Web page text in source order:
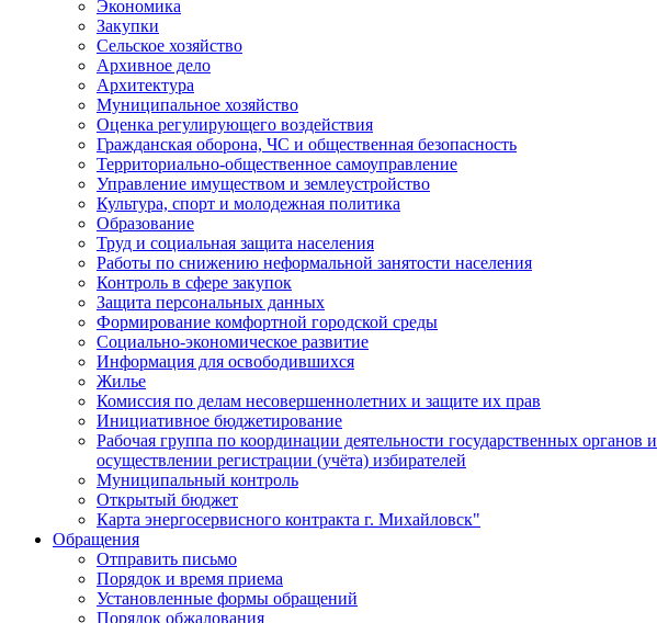
Экономика
Закупки
Сельское хозяйство
Архивное дело
Архитектура
Муниципальное хозяйство
Оценка регулирующего воздействия
Гражданская оборона, ЧС и общественная безопасность
Территориально-общественное самоуправление
Управление имуществом и землеустройство
Культура, спорт и молодежная политика
Образование
Труд и социальная защита населения
Работы по снижению неформальной занятости населения
Контроль в сфере закупок
Защита персональных данных
Формирование комфортной городской среды
Социально-экономическое развитие
Информация для освободившихся
Жилье
Комиссия по делам несовершеннолетних и защите их прав
Инициативное бюджетирование
Рабочая группа по координации деятельности государственных
осуществлении регистрации (учёта) избирателей
Муниципальный контроль
Открытый бюджет
Карта энергосервисного контракта г. Михайловск"
Обращения
Отправить письмо
Порядок и время приема
Установленные формы обращений
Порядок обжалования